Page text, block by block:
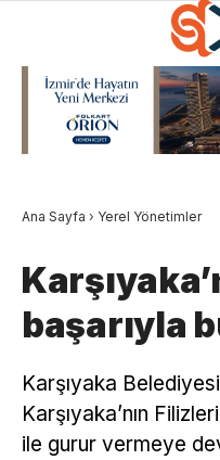
Ana Sayfa › Yerel Yönetimler
başarıyla
Karşıyaka
Karşıyaka’nın
ile gurur vermeye